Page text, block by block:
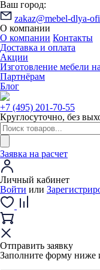
Ваш город:
zakaz@mebel-dlya-
О компании
О компании Контакты
Доставка и оплата
Акции
Изготовление мебели
Партнёрам
Блог
+7 (495) 201-70-55
Круглосуточно, без
Заявка на расчет
Личный кабинет
Войти или
Отправить заявку
Заполните форму ниже